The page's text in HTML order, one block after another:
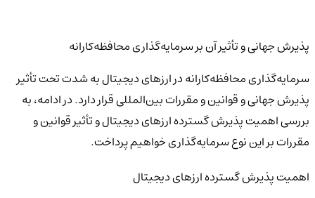
پذیرش جهانی و تأثیر آن بر سرمایه‌گذاری محافظه‌کارانه
سرمایه‌گذاری محافظه‌کارانه در ارزهای دیجیتال به شدت تحت تأثیر
پذیرش جهانی و قوانین و مقررات بین‌المللی قرار دارد. در ادامه، به
بررسی اهمیت پذیرش گسترده ارزهای دیجیتال و تأثیر قوانین و
مقررات بر این نوع سرمایه‌گذاری خواهیم پرداخت.
اهمیت پذیرش گسترده ارزهای دیجیتال